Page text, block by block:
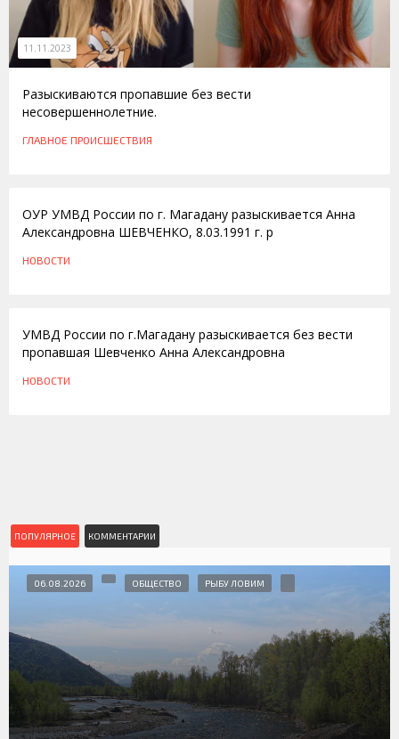
11.11.2023
Разыскиваются пропавшие без вести
несовершеннолетние.
ГЛАВНОЕ ПРОИСШЕСТВИЯ
ОУР УМВД России по г. Магадану разыскивается Анна
Александровна ШЕВЧЕНКО, 8.03.1991 г. р
НОВОСТИ
УМВД России по г.Магадану разыскивается без вести
пропавшая Шевченко Анна Александровна
НОВОСТИ
ПОПУЛЯРНОЕ КОММЕНТАРИИ
06.08.2026 ОБЩЕСТВО РЫБУ ЛОВИМ